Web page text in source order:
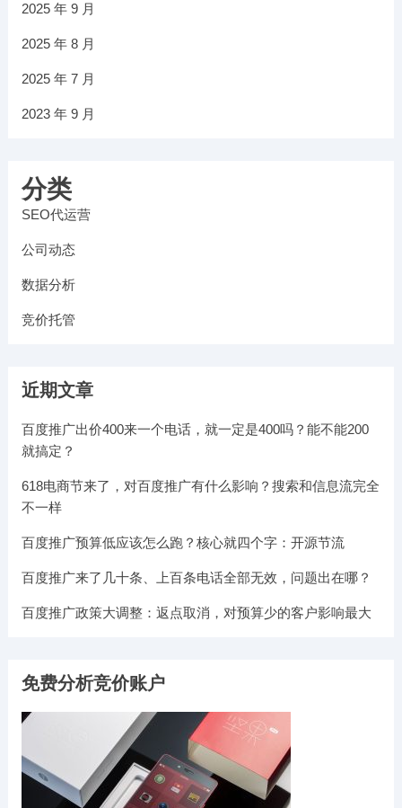
2025 年 9 月
2025 年 8 月
2025 年 7 月
2023 年 9 月
分类
SEO代运营
公司动态
数据分析
竞价托管
近期文章
百度推广出价400来一个电话，就一定是400吗？能不能200
就搞定？
618电商节来了，对百度推广有什么影响？搜索和信息流完全
不一样
百度推广预算低应该怎么跑？核心就四个字：开源节流
百度推广来了几十条、上百条电话全部无效，问题出在哪？
百度推广政策大调整：返点取消，对预算少的客户影响最大
免费分析竞价账户